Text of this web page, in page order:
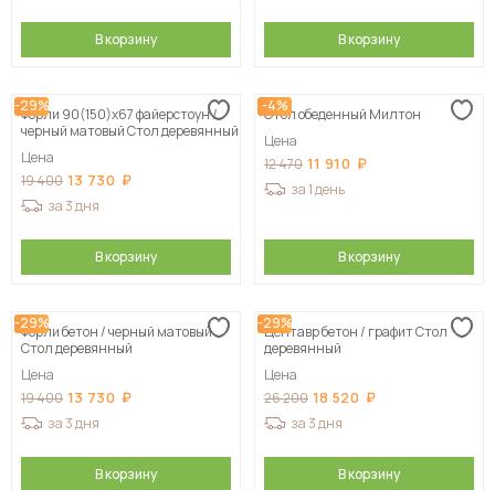
В корзину В корзину
-29%
Форли 90(150)х67 файерстоун /
черный матовый Стол деревянный
Цена
19 400 13 730
за 3 дня
В корзину
-4%
Стол обеденный Милтон
Цена
12 470 11 910
за 1 день
В корзину
-29%
Форли бетон / черный матовый
Стол деревянный
Цена
19 400 13 730
за 3 дня
В корзину
-29%
Центавр бетон / графит Стол
деревянный
Цена
26 200 18 520
за 3 дня
В корзину